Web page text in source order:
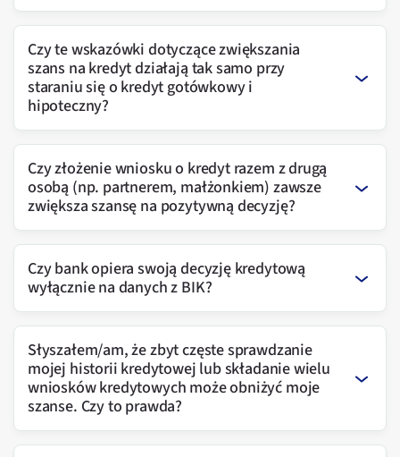
Czy te wskazówki dotyczące zwiększania
szans na kredyt działają tak samo przy
staraniu się o kredyt gotówkowy i
hipoteczny?
Czy złożenie wniosku o kredyt razem z drugą
osobą (np. partnerem, małżonkiem) zawsze
zwiększa szansę na pozytywną decyzję?
Czy bank opiera swoją decyzję kredytową
wyłącznie na danych z BIK?
Słyszałem/am, że zbyt częste sprawdzanie
mojej historii kredytowej lub składanie wielu
wniosków kredytowych może obniżyć moje
szanse. Czy to prawda?